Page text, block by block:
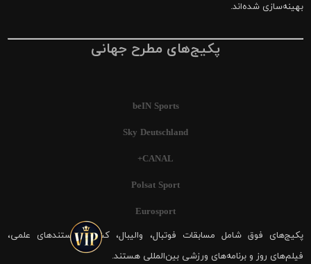
بهینه‌سازی شده‌اند.
پکیج‌های مطرح جهانی
beIN Sports
Sky Deutschland
CANAL+
Polsat Sport
Eurosport
پکیج‌های فوق شامل مسابقات فوتبال، والیبال، کشتی، مستندهای علمی،
فیلم‌های روز و برنامه‌های ورزشی بین‌المللی هستند.